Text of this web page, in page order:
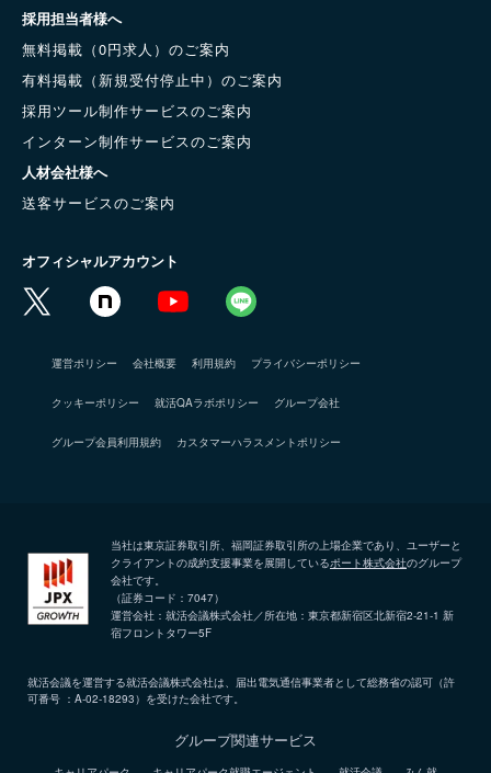
採用担当者様へ
無料掲載（0円求人）のご案内
有料掲載（新規受付停止中）のご案内
採用ツール制作サービスのご案内
インターン制作サービスのご案内
人材会社様へ
送客サービスのご案内
オフィシャルアカウント
運営ポリシー 会社概要 利用規約 プライバシーポリシー
クッキーポリシー 就活QAラボポリシー グループ会社
グループ会員利用規約 カスタマーハラスメントポリシー
当社は東京証券取引所、福岡証券取引所の上場企業であり、ユーザーと
クライアントの成約支援事業を展開しているポート株式会社のグループ
会社です。
（証券コード：7047）
運営会社：就活会議株式会社／所在地：東京都新宿区北新宿2-21-1 新
宿フロントタワー5F
就活会議を運営する就活会議株式会社は、届出電気通信事業者として総務省の認可（許
可番号 ：A-02-18293）を受けた会社です。